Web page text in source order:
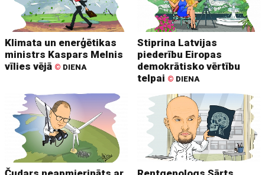
Klimata un enerģētikas
ministrs Kaspars Melnis
vīlies vējā © DIENA
Stiprina Latvijas
piederību Eiropas
demokrātisko vērtību
telpai © DIENA